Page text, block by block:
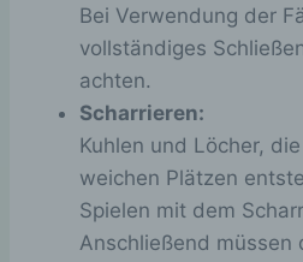
Bei Verwendung der
vollständiges
achten.
Scharrieren:
Kuhlen und Löcher,
weichen Plätzen
Spielen mit dem
Anschließend müssen
Sie haben das Recht auf:
Auskunft über Ihre
Löschung Ihrer Daten
Einschränkung der
Widerspruch gegen die
Bei Fragen zum
jederzeit an uns wenden.